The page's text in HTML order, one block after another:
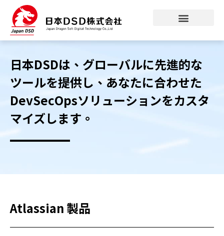
日本DSDは、グローバルに先進的な
ツールを提供し、あなたに合わせた
DevSecOpsソリューションをカスタ
マイズします。
Atlassian 製品